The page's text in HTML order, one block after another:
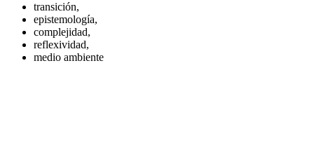
transición,
epistemología,
complejidad,
reflexividad,
medio ambiente